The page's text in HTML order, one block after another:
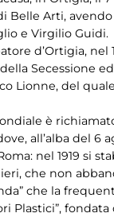
Belle Arti,
e Virgilio Guidi.
d’Ortigia, nel
Secessione
Lionne, del
è
all’alba del 6
nel 1919 si
che non
che la
Plastici”,